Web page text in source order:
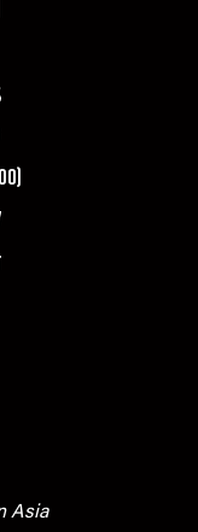
Asia